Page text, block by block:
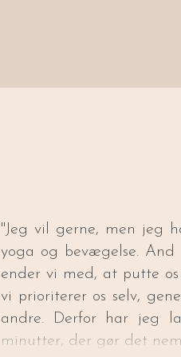
"Jeg vil gerne, men jeg
yoga og bevægelse.
ender vi med, at putte
vi prioriterer os selv,
andre. Derfor har jeg
minutter, der gør det